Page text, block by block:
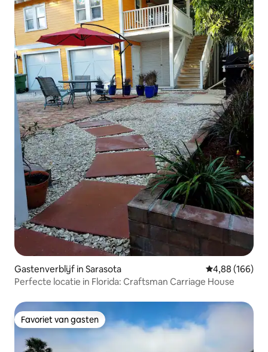
Gastenverblijf in Sarasota Gemiddelde
4,88 (166)
Perfecte locatie in Florida: Craftsman Carriage House
Favoriet van gasten
Favoriet van gasten